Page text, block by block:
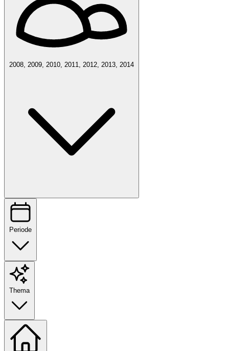
2008, 2009, 2010, 2011, 2012, 2013, 2014
Periode
Thema